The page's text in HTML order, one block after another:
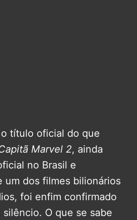
título oficial do que
Marvel 2, ainda
no Brasil e
um dos filmes bilionários
foi enfim confirmado
silêncio. O que se sabe